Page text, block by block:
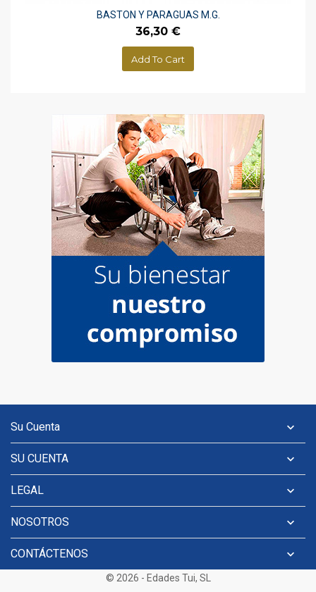
BASTON Y PARAGUAS M.G.
Preço
36,30 €
Add To Cart
Su Cuenta 
SU CUENTA 
LEGAL 
NOSOTROS 
CONTÁCTENOS 
© 2026 - Edades Tui, SL